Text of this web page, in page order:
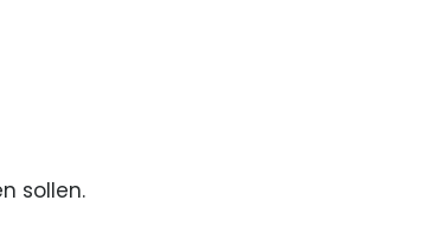
sollen.